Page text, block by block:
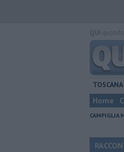
TOSCANA
Home
CAMPIGLIA